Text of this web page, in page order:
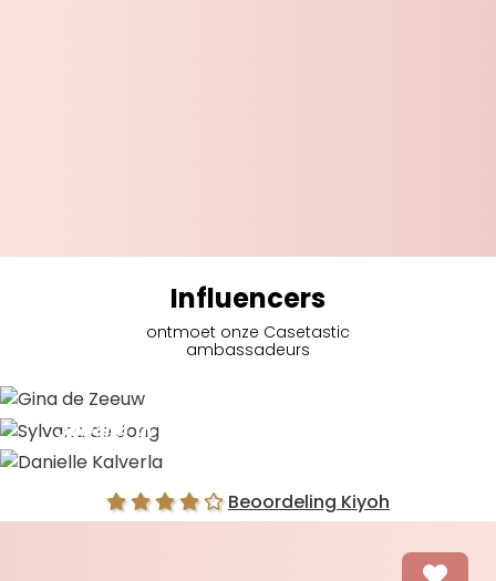
Influencers
ontmoet onze Casetastic
ambassadeurs
Sylvana de Jong
Beoordeling Kiyoh